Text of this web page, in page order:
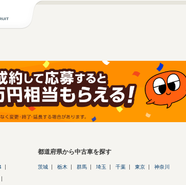
都道府県から中古車を探す
茨城 栃木 群馬 埼玉 千葉 東京 神奈川